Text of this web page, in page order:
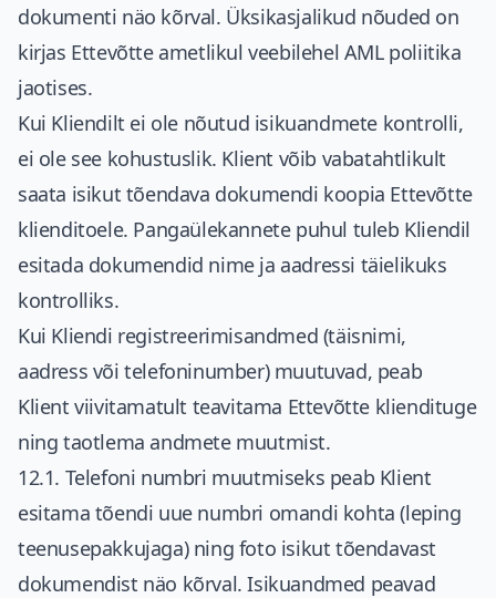
dokumenti näo kõrval. Üksikasjalikud nõuded on
kirjas Ettevõtte ametlikul veebilehel AML poliitika
jaotises.
Kui Kliendilt ei ole nõutud isikuandmete kontrolli,
ei ole see kohustuslik. Klient võib vabatahtlikult
saata isikut tõendava dokumendi koopia Ettevõtte
klienditoele. Pangaülekannete puhul tuleb Kliendil
esitada dokumendid nime ja aadressi täielikuks
kontrolliks.
Kui Kliendi registreerimisandmed (täisnimi,
aadress või telefoninumber) muutuvad, peab
Klient viivitamatult teavitama Ettevõtte kliendituge
ning taotlema andmete muutmist.
12.1. Telefoni numbri muutmiseks peab Klient
esitama tõendi uue numbri omandi kohta (leping
teenusepakkujaga) ning foto isikut tõendavast
dokumendist näo kõrval. Isikuandmed peavad